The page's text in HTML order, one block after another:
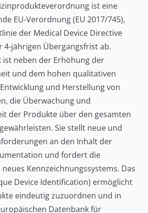
ist eine
EU-Verordnung (EU 2017/745),
der Medical Device Directive
4-jährigen Übergangsfrist ab.
ist neben der Erhöhung der
und dem hohen qualitativen
und Herstellung von
die Überwachung und
der Produkte über den gesamten
Sie stellt neue und
an den Inhalt der
und fordert die
Kennzeichnungssystems. Das
Device Identification) ermöglicht
eindeutig zuzuordnen und in
Datenbank für